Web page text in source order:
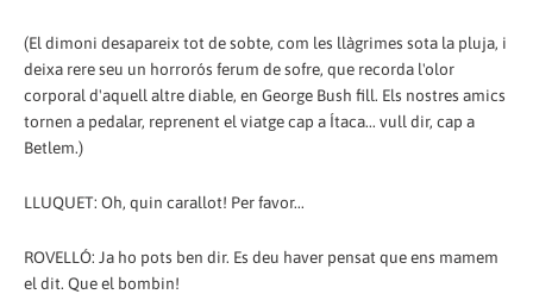
(El dimoni desapareix tot de sobte, com les llàgrimes sota la pluja, i
deixa rere seu un horrorós ferum de sofre, que recorda l'olor
corporal d'aquell altre diable, en George Bush fill. Els nostres amics
tornen a pedalar, reprenent el viatge cap a Ítaca... vull dir, cap a
Betlem.)
LLUQUET: Oh, quin carallot! Per favor...
ROVELLÓ: Ja ho pots ben dir. Es deu haver pensat que ens mamem
el dit. Que el bombin!